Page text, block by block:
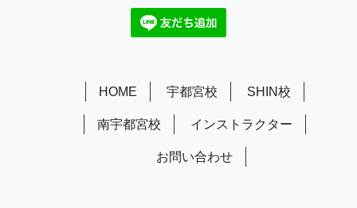
HOME 宇都宮校 SHIN校
南宇都宮校 インストラクター
お問い合わせ